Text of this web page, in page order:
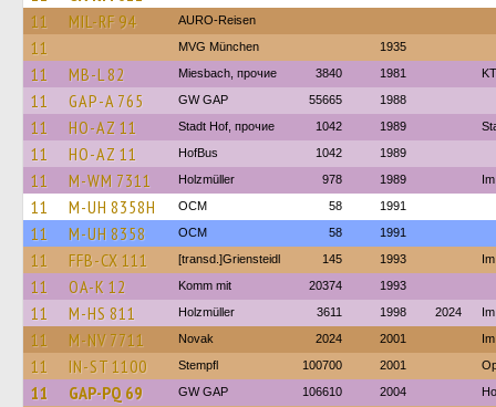
11 MIL-RF 94 AURO-Reisen
11 MVG München 1935
11 MB-L 82 Miesbach, прочие 3840 1981
11 GAP-A 765 GW GAP 55665 1988
11 HO-AZ 11 Stadt Hof, прочие 1042 1989
11 HO-AZ 11 HofBus 1042 1989
11 M-WM 7311 Holzmüller 978 1989
11 M-UH 8358H OCM 58 1991
11 M-UH 8358 OCM 58 1991
11 FFB-CX 111 [transd.]Griensteidl 145 1993
11 OA-K 12 Komm mit 20374 1993
11 M-HS 811 Holzmüller 3611 1998 2024
11 M-NV 7711 Novak 2024 2001
11 IN-ST 1100 Stempfl 100700 2001
11 GAP-PQ 69 GW GAP 106610 2004